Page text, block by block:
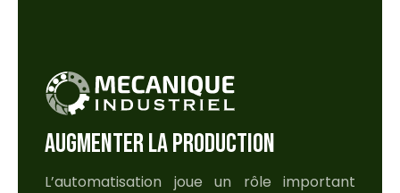
AUGMENTER LA PRODUCTION
L’automatisation joue un rôle important